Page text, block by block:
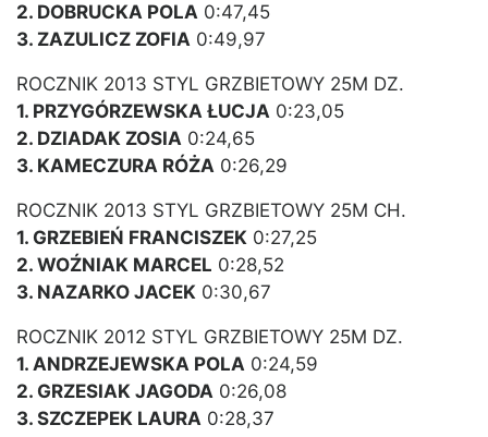
2. DOBRUCKA POLA 0:47,45
3. ZAZULICZ ZOFIA 0:49,97
ROCZNIK 2013 STYL GRZBIETOWY 25M DZ.
1. PRZYGÓRZEWSKA ŁUCJA 0:23,05
2. DZIADAK ZOSIA 0:24,65
3. KAMECZURA RÓŻA 0:26,29
ROCZNIK 2013 STYL GRZBIETOWY 25M CH.
1. GRZEBIEŃ FRANCISZEK 0:27,25
2. WOŹNIAK MARCEL 0:28,52
3. NAZARKO JACEK 0:30,67
ROCZNIK 2012 STYL GRZBIETOWY 25M DZ.
1. ANDRZEJEWSKA POLA 0:24,59
2. GRZESIAK JAGODA 0:26,08
3. SZCZEPEK LAURA 0:28,37